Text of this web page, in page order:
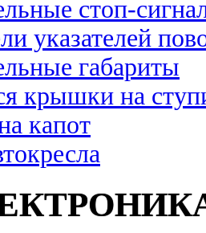
стоп-
указателей
габариты
крышки на
капот